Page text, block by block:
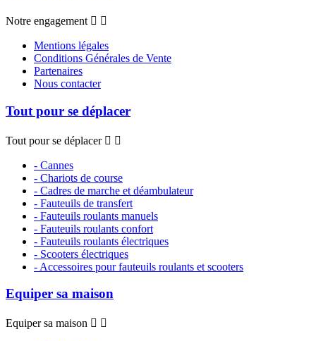
Notre engagement  
Mentions légales
Conditions Générales de Vente
Partenaires
Nous contacter
Tout pour se déplacer
Tout pour se déplacer  
- Cannes
- Chariots de course
- Cadres de marche et déambulateur
- Fauteuils de transfert
- Fauteuils roulants manuels
- Fauteuils roulants confort
- Fauteuils roulants électriques
- Scooters électriques
- Accessoires pour fauteuils roulants et scooters
Equiper sa maison
Equiper sa maison  